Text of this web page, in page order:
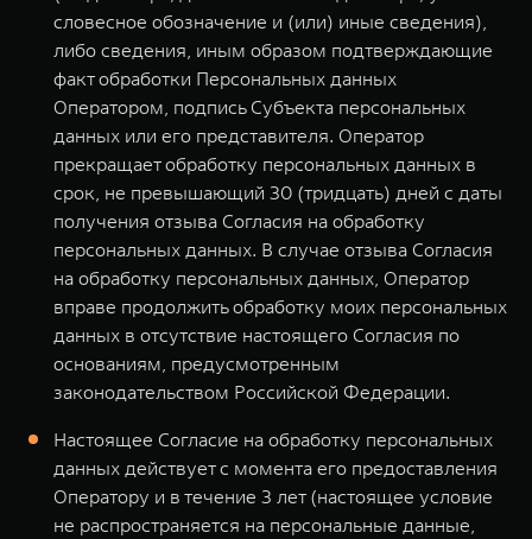
словесное обозначение и (или) иные сведения),
либо сведения, иным образом подтверждающие
факт обработки Персональных данных
Оператором, подпись Субъекта персональных
данных или его представителя. Оператор
прекращает обработку персональных данных в
срок, не превышающий 30 (тридцать) дней с даты
получения отзыва Согласия на обработку
персональных данных. В случае отзыва Согласия
на обработку персональных данных, Оператор
вправе продолжить обработку моих персональных
данных в отсутствие настоящего Согласия по
основаниям, предусмотренным
законодательством Российской Федерации.
Настоящее Согласие на обработку персональных
данных действует с момента его предоставления
Оператору и в течение 3 лет (настоящее условие
не распространяется на персональные данные,